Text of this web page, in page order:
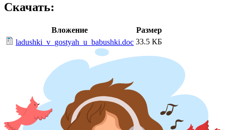
Скачать:
Вложение
Размер
ladushki_v_gostyah_u_babushki.doc 33.5 КБ